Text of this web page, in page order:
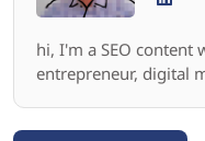
hi, I'm a SEO content
entrepreneur, digital